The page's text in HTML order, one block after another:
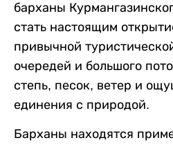
барханы
стать настоящим
привычной
очередей и большого
степь, песок, ветер и
единения с природой.
Барханы находятся